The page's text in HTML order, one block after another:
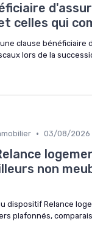
celles qui
clause bénéficiaire
lors de la
• 03/08/2026
non
dispositif Relance
plafonnés,